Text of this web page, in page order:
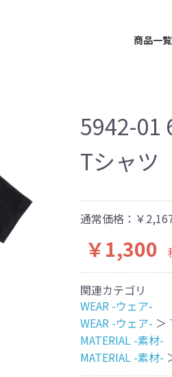
商品一覧
5942-01
Tシャツ
通常価格： ￥
￥1,300
関連カテゴリ
WEAR -ウェア-
WEAR -ウェア- ＞
MATERIAL -素材-
MATERIAL -素材-